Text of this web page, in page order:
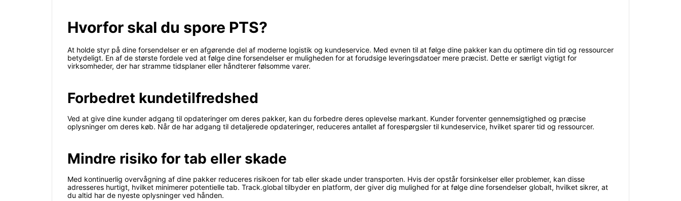
Hvorfor skal du spore PTS?
At holde styr på dine forsendelser er en afgørende del af moderne logistik og kundeservice. Med evnen til at følge dine pakker kan du optimere din tid og ressourcer
betydeligt. En af de største fordele ved at følge dine forsendelser er muligheden for at forudsige leveringsdatoer mere præcist. Dette er særligt vigtigt for
virksomheder, der har stramme tidsplaner eller håndterer følsomme varer.
Forbedret kundetilfredshed
Ved at give dine kunder adgang til opdateringer om deres pakker, kan du forbedre deres oplevelse markant. Kunder forventer gennemsigtighed og præcise
oplysninger om deres køb. Når de har adgang til detaljerede opdateringer, reduceres antallet af forespørgsler til kundeservice, hvilket sparer tid og ressourcer.
Mindre risiko for tab eller skade
Med kontinuerlig overvågning af dine pakker reduceres risikoen for tab eller skade under transporten. Hvis der opstår forsinkelser eller problemer, kan disse
adresseres hurtigt, hvilket minimerer potentielle tab. Track.global tilbyder en platform, der giver dig mulighed for at følge dine forsendelser globalt, hvilket sikrer, at
du altid har de nyeste oplysninger ved hånden.